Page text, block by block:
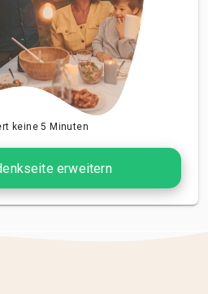
keine 5 Minuten
erweitern